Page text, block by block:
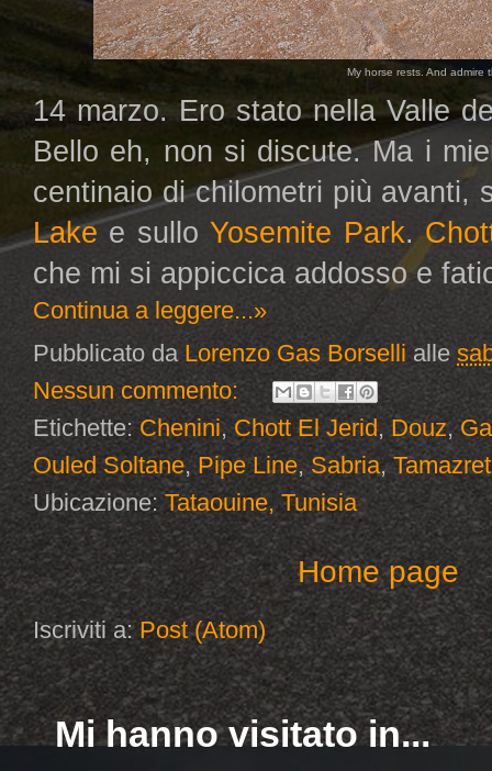
My horse rests. And admire
14 marzo. Ero stato nella Valle
Bello eh, non si discute. Ma i
centinaio di chilometri più avanti,
Lakee sulloYosemite Park.
che mi si appiccica addosso e
Continua a leggere...»
Pubblicato da Lorenzo Gas Borselli alle
Nessun commento:
Etichette:Chenini,Chott El Jerid,Douz,
Ouled Soltane,Pipe Line,Sabria,Tamazret
Ubicazione:Tataouine, Tunisia
Home page
Iscriviti a:Post (Atom)
Mi hanno visitato in...